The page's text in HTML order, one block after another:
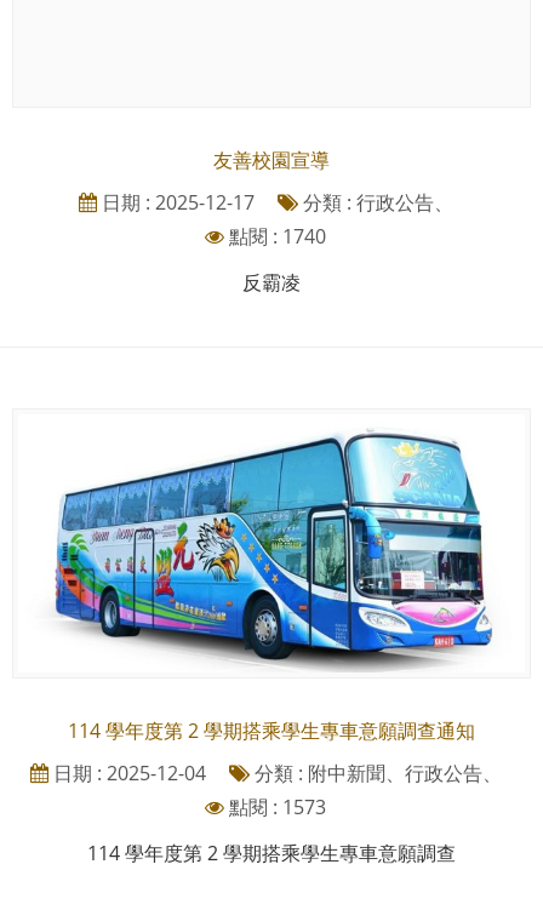
友善校園宣導
日期 : 2025-12-17
分類 : 行政公告、
點閱 : 1740
反霸凌
114 學年度第 2 學期搭乘學生專車意願調查通知
日期 : 2025-12-04
分類 : 附中新聞、行政公告、
點閱 : 1573
114 學年度第 2 學期搭乘學生專車意願調查